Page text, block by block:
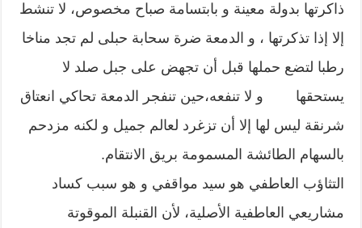
ذاكرتها بدولة معينة و بابتسامة صباح مخصوص، لا تنشط
إلا إذا تذكرتها ، و الدمعة ضرة سحابة حبلى لم تجد مناخا
رطبا لتضع حملها قبل أن تجهض على جبل صلد لا
يستحقها و لا تنفعه،حين تنفجر الدمعة تحاكي انعتاق
شرنقة ليس لها إلا أن تزغرد لعالم جميل و لكنه مزدحم
بالسهام الطائشة المسمومة بريق الانتقام.
التثاؤب العاطفي هو سيد مواقفي و هو سبب كساد
مشاريعي العاطفية الأصلية، لأن القنبلة الموقوتة